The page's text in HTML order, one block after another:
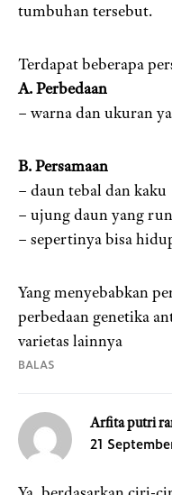
tumbuhan tersebut.
Terdapat beberapa
A. Perbedaan
– warna dan ukuran
B. Persamaan
– daun tebal dan kaku
– ujung daun yang
– sepertinya bisa
Yang menyebabkan
perbedaan genetika
varietas lainnya
BALAS
Arfita putri
21